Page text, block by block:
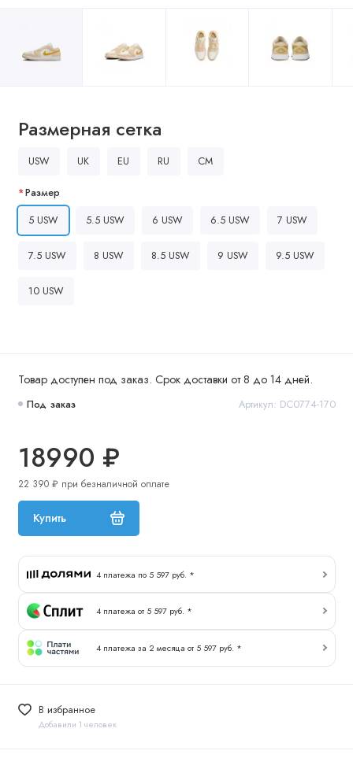
Товар доступен под заказ. Срок доставки от 8 до 14 дней.
Под заказ Артикул: DC0774-170
18990 ₽
22 390 ₽ при безналичной оплате
Купить
4 платежа по 5 597 руб. *
4 платежа от 5 597 руб. *
4 платежа за 2 месяца от 5 597 руб. *
В избранное
Добавили 1 человек
Размерная сетка
USW UK EU RU CM
Размер
5 USW
5.5 USW 6 USW 6.5 USW 7 USW
7.5 USW 8 USW 8.5 USW 9 USW 9.5 USW
10 USW